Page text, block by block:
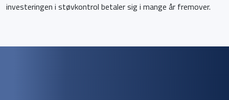
investeringen i støvkontrol betaler sig i mange år fremover.